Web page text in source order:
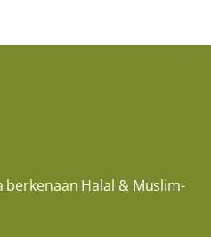
berkenaan Halal & Muslim-